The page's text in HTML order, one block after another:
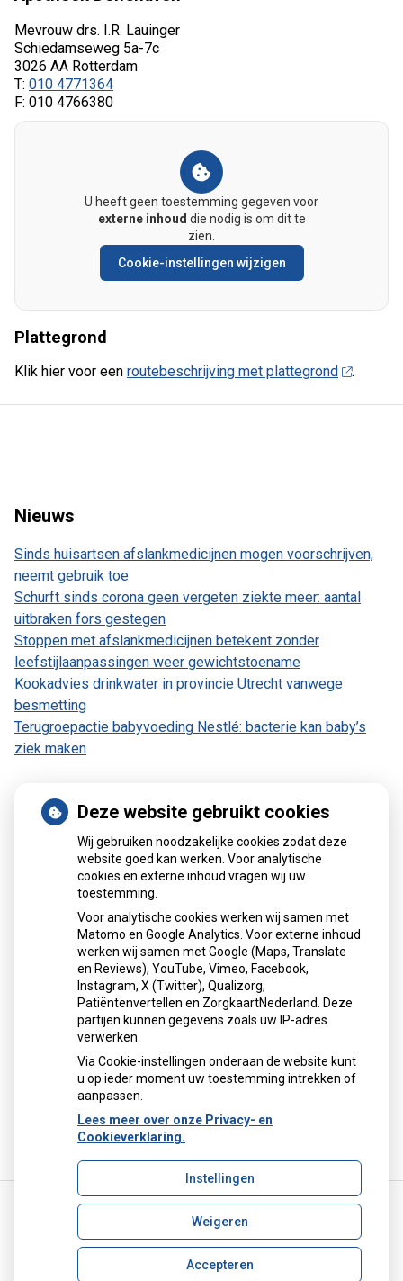
Mevrouw drs. I.R. Lauinger
Schiedamseweg 5a-7c
3026 AA Rotterdam
T: 010 4771364
F: 010 4766380
U heeft geen toestemming gegeven voor
externe inhoud die nodig is om dit te
zien.
Cookie-instellingen wijzigen
Plattegrond
Klik hier voor een routebeschrijving met plattegrond .
Nieuws
Sinds huisartsen afslankmedicijnen mogen voorschrijven,
neemt gebruik toe
Schurft sinds corona geen vergeten ziekte meer: aantal
uitbraken fors gestegen
Stoppen met afslankmedicijnen betekent zonder
leefstijlaanpassingen weer gewichtstoename
Kookadvies drinkwater in provincie Utrecht vanwege
besmetting
Terugroepactie babyvoeding Nestlé: bacterie kan baby’s
ziek maken
Patiëntenomgeving
Herhaalrecepten aanvragen
Patiëntenomgeving
Uw Zorg Online |Beheer
apotheek.delfshaven@ezorg.nl
Cookie-instellingen
Deze website gebruikt cookies
Wij gebruiken noodzakelijke cookies zodat deze
website goed kan werken. Voor analytische
cookies en externe inhoud vragen wij uw
toestemming.
Voor analytische cookies werken wij samen met
Matomo en Google Analytics. Voor externe inhoud
werken wij samen met Google (Maps, Translate
en Reviews), YouTube, Vimeo, Facebook,
Instagram, X (Twitter), Qualizorg,
Patiëntenvertellen en ZorgkaartNederland. Deze
partijen kunnen gegevens zoals uw IP-adres
verwerken.
Via Cookie-instellingen onderaan de website kunt
u op ieder moment uw toestemming intrekken of
aanpassen.
Lees meer over onze Privacy- en
Cookieverklaring.
Instellingen
Weigeren
Accepteren